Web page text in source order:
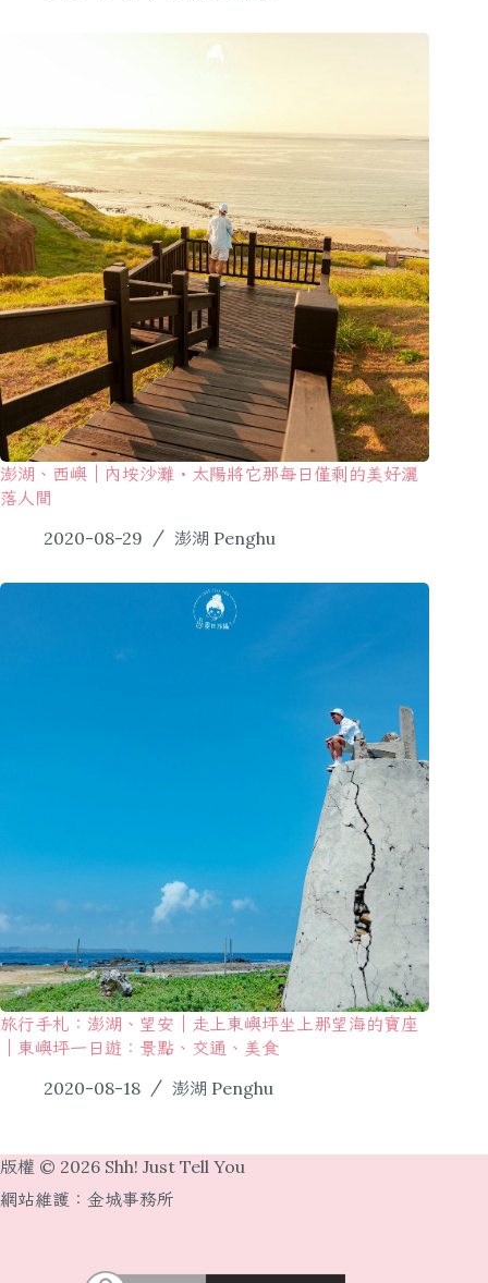
澎湖、西嶼｜內垵沙灘・太陽將它那每日僅剩的美好灑
落人間
2020-08-29
澎湖 Penghu
旅行手札：澎湖、望安｜走上東嶼坪坐上那望海的寶座
｜東嶼坪一日遊：景點、交通、美食
2020-08-18
澎湖 Penghu
版權 © 2026 Shh! Just Tell You
網站維護： 金城事務所